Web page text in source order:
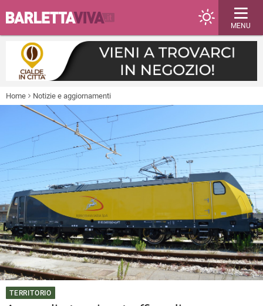
MENU
Home Notizie e aggiornamenti
TERRITORIO